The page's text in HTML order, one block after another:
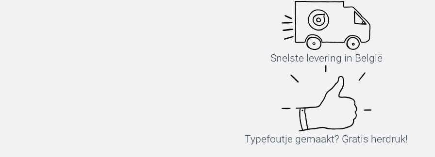
Snelste levering in België
Typefoutje gemaakt? Gratis herdruk!